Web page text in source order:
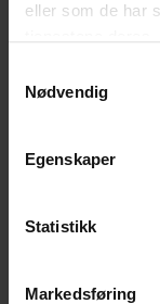
eller som de har
Nødvendig
Egenskaper
Statistikk
Markedsføring